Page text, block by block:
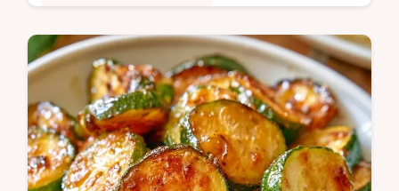
Prête en 1h, cette Recette aux Courgettes
Farcies est un régal. Découvrez la mise en
œuvre étape par étape pour obtenir un
résultat fondant et savoureux.